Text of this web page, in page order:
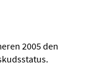
2005 den